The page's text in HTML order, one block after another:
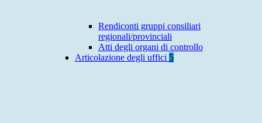
Rendiconti gruppi consiliari
regionali/provinciali
Atti degli organi di controllo
Articolazione degli uffici 5